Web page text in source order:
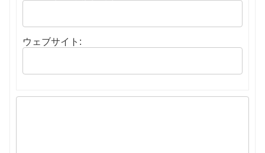
ウェブサイト: